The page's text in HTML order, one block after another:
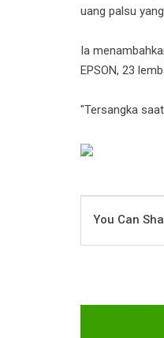
uang palsu
Ia
EPSON, 23
"Tersangka
You Can